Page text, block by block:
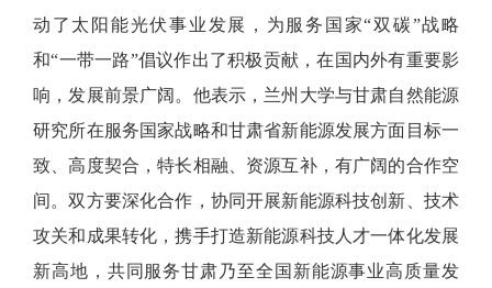
动了太阳能光伏事业发展，为服务国家“双碳”战略
和“一带一路”倡议作出了积极贡献，在国内外有重要影
响，发展前景广阔。他表示，兰州大学与甘肃自然能源
研究所在服务国家战略和甘肃省新能源发展方面目标一
致、高度契合，特长相融、资源互补，有广阔的合作空
间。双方要深化合作，协同开展新能源科技创新、技术
攻关和成果转化，携手打造新能源科技人才一体化发展
新高地，共同服务甘肃乃至全国新能源事业高质量发